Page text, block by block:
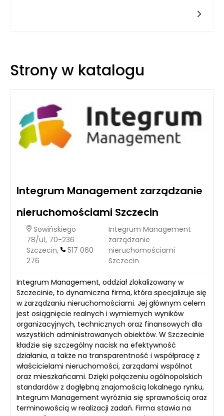
Strony w katalogu
Integrum Management zarządzanie
nieruchomościami Szczecin
Sowińskiego
78/u1, 70-236
Szczecin,
517 060
276
Integrum Management
zarządzanie
nieruchomościami
Szczecin
Integrum Management, oddział zlokalizowany w
Szczecinie, to dynamiczna firma, która specjalizuje się
w zarządzaniu nieruchomościami. Jej głównym celem
jest osiągnięcie realnych i wymiernych wyników
organizacyjnych, technicznych oraz finansowych dla
wszystkich administrowanych obiektów. W Szczecinie
kładzie się szczególny nacisk na efektywność
działania, a także na transparentność i współpracę z
właścicielami nieruchomości, zarządami wspólnot
oraz mieszkańcami. Dzięki połączeniu ogólnopolskich
standardów z dogłębną znajomością lokalnego rynku,
Integrum Management wyróżnia się sprawnością oraz
terminowością w realizacji zadań. Firma stawia na